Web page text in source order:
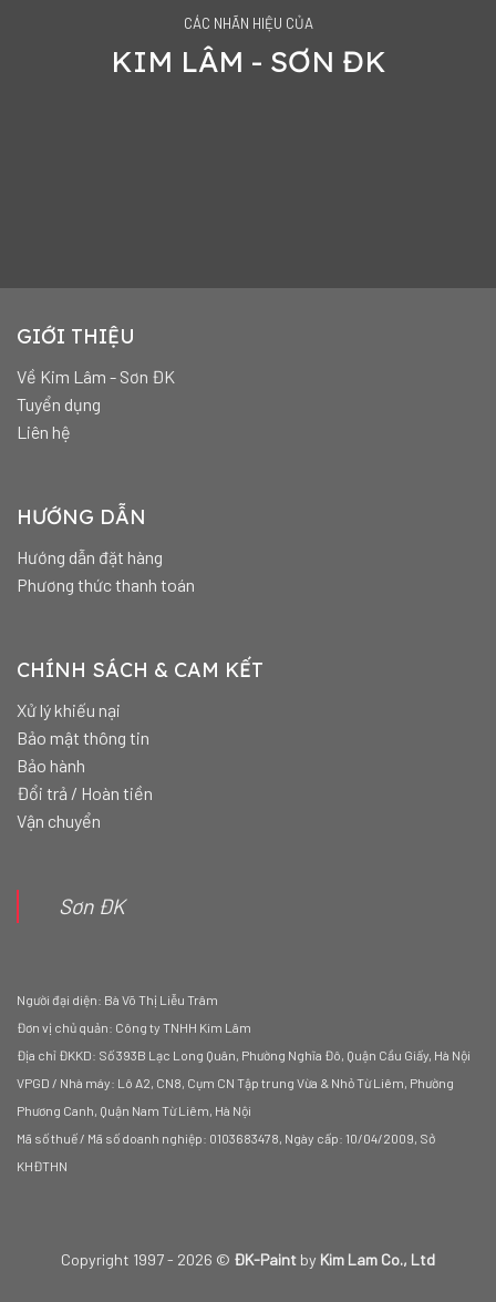
CÁC NHÃN HIỆU CỦA
KIM LÂM - SƠN ĐK
GIỚI THIỆU
Về Kim Lâm - Sơn ĐK
Tuyển dụng
Liên hệ
HƯỚNG DẪN
Hướng dẫn đặt hàng
Phương thức thanh toán
CHÍNH SÁCH & CAM KẾT
Xử lý khiếu nại
Bảo mật thông tin
Bảo hành
Đổi trả / Hoàn tiền
Vận chuyển
Sơn ĐK
Người đại diện: Bà Võ Thị Liễu Trâm
Đơn vị chủ quản: Công ty TNHH Kim Lâm
Địa chỉ ĐKKD: Số 393B Lạc Long Quân, Phường Nghĩa Đô, Quận Cầu Giấy, Hà Nội
VPGD / Nhà máy: Lô A2, CN8, Cụm CN Tập trung Vừa & Nhỏ Từ Liêm, Phường
Phương Canh, Quận Nam Từ Liêm, Hà Nội
Mã số thuế / Mã số doanh nghiệp: 0103683478, Ngày cấp: 10/04/2009, Sở
KHĐTHN
Copyright 1997 - 2026 © ĐK-Paint by Kim Lam Co., Ltd